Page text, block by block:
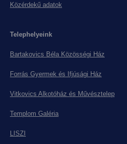
Közérdekű adatok
Telephelyeink
Bartakovics Béla Közösségi Ház
Forrás Gyermek és Ifjúsági Ház
Vitkovics Alkotóház és Művésztelep
Templom Galéria
LISZI